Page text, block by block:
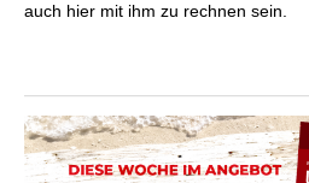
auch hier mit ihm zu rechnen sein.